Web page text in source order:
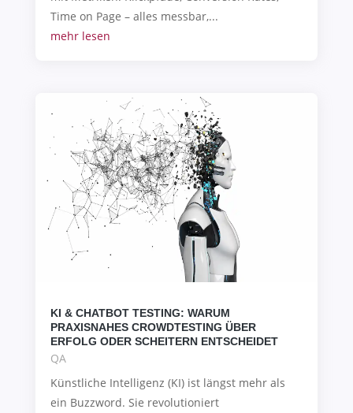
Time on Page – alles messbar,...
mehr lesen
KI & CHATBOT TESTING: WARUM
PRAXISNAHES CROWDTESTING ÜBER
ERFOLG ODER SCHEITERN ENTSCHEIDET
QA
Künstliche Intelligenz (KI) ist längst mehr als
ein Buzzword. Sie revolutioniert